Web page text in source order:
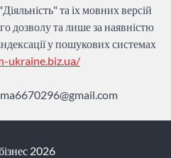
та іх мовних версій
дозволу та лише за наявністю
у пошукових системах
ukraine.biz.ua/
ma6670296@gmail.com
2026